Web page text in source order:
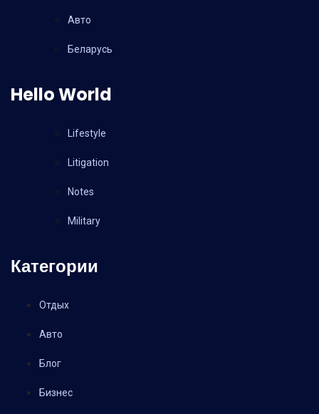
Авто
Беларусь
Hello World
Lifestyle
Litigation
Notes
Military
Категории
Отдых
Авто
Блог
Бизнес